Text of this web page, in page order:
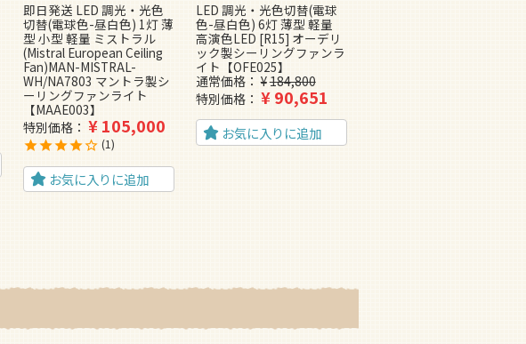
即日発送 LED 調光・光色
切替(電球色-昼白色) 1灯 薄
型 小型 軽量 ミストラル
(Mistral European Ceiling
Fan)MAN-MISTRAL-
WH/NA7803 マントラ製シ
ーリングファンライト
【MAAE003】
特別価格
¥105,000
1
お気に入りに追加
LED 調光・光色切替(電球
色-昼白色) 6灯 薄型 軽量
高演色LED [R15] オーデリ
ック製シーリングファンラ
イト【OFE025】
通常価格
¥184,800
特別価格
¥ 90,651
お気に入りに追加